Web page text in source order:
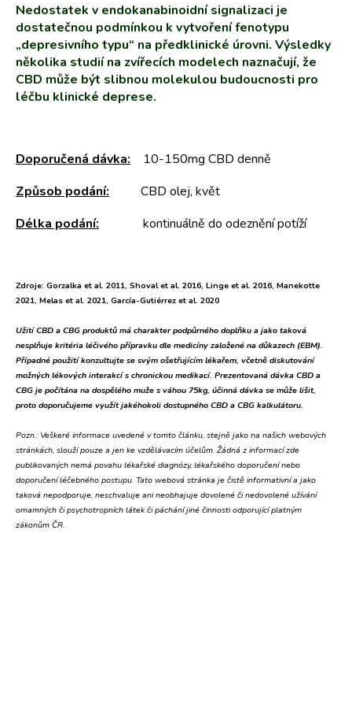
Nedostatek v endokanabinoidní signalizaci je
dostatečnou podmínkou k vytvoření fenotypu
„depresivního typu“ na předklinické úrovni. Výsledky
několika studií na zvířecích modelech naznačují, že
CBD může být slibnou molekulou budoucnosti pro
léčbu klinické deprese.
Doporučená dávka: 10-150mg CBD denně
Způsob podání:
CBD olej, květ
Délka podání:
kontinuálně do odeznění potíží
Zdroje: Gorzalka et al. 2011, Shoval et al. 2016, Linge et al. 2016, Manekotte
2021, Melas et al. 2021, García-Gutiérrez et al. 2020
Užití CBD a CBG produktů má charakter podpůrného doplňku a jako taková
nesplňuje kritéria léčivého přípravku dle medicíny založené na důkazech (EBM).
Případné použití konzultujte se svým ošetřujícím lékařem, včetně diskutování
možných lékových interakcí s chronickou medikací. Prezentovaná dávka CBD a
CBG je počítána na dospělého muže s váhou 75kg, účinná dávka se může lišit,
proto doporučujeme využít jakéhokoli dostupného CBD a CBG kalkulátoru.
Pozn.: Veškeré informace uvedené v tomto článku, stejně jako na našich webových
stránkách, slouží pouze a jen ke vzdělávacím účelům. Žádná z informací zde
publikovaných nemá povahu lékařské diagnózy, lékařského doporučení nebo
doporučení léčebného postupu. Tato webová stránka je čistě informativní a jako
taková nepodporuje, neschvaluje ani neobhajuje dovolené či nedovolené užívání
omamných či psychotropních látek či páchání jiné činnosti odporující platným
zákonům ČR.